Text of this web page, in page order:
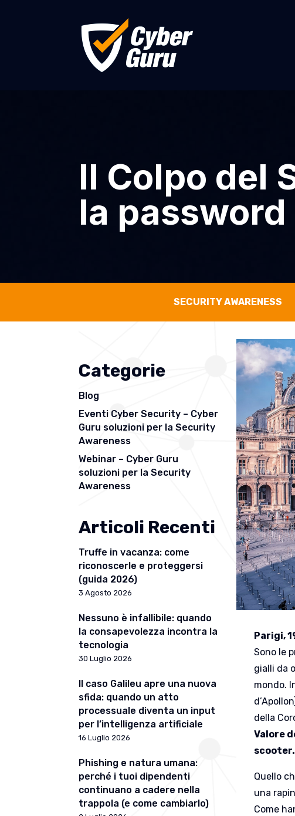
Il Colpo del
la password
SECURITY AWARENESS
Categorie
Blog
Eventi Cyber Security – Cyber
Guru soluzioni per la Security
Awareness
Webinar – Cyber Guru
soluzioni per la Security
Awareness
Articoli Recenti
Truffe in vacanza: come
riconoscerle e proteggersi
(guida 2026)
3 Agosto 2026
Nessuno è infallibile: quando
la consapevolezza incontra la
tecnologia
30 Luglio 2026
Il caso Galileu apre una nuova
sfida: quando un atto
processuale diventa un input
per l’intelligenza artificiale
16 Luglio 2026
Phishing e natura umana:
perché i tuoi dipendenti
continuano a cadere nella
trappola (e come cambiarlo)
Parigi,
Sono le
gialli da
mondo.
della
Valore
scooter.
Quello
una
Come